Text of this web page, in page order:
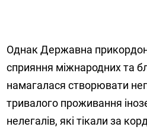
Однак Державна
сприяння міжнародних та
намагалася створювати
тривалого проживання
нелегалів, які тікали за